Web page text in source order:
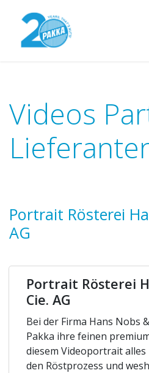
Videos
Portrait Rösterei
AG
Portrait Rösterei
Cie. AG
Bei der Firma Hans Nobs
Pakka ihre feinen
diesem Videoportrait alles
den Röstprozess und